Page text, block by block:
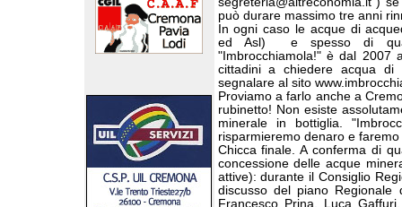
può durare massimo tre anni
In ogni caso le acque di
ed Asl)
e spesso di
"Imbrocchiamola!" è dal 2007
cittadini a chiedere acqua
segnalare al sito
Proviamo a farlo anche a
rubinetto! Non esiste
minerale in bottiglia.
risparmieremo denaro e
Chicca finale. A conferma di
concessione delle acque
attive): durante il Consiglio
discusso del piano Regionale
Francesco Prina, Luca